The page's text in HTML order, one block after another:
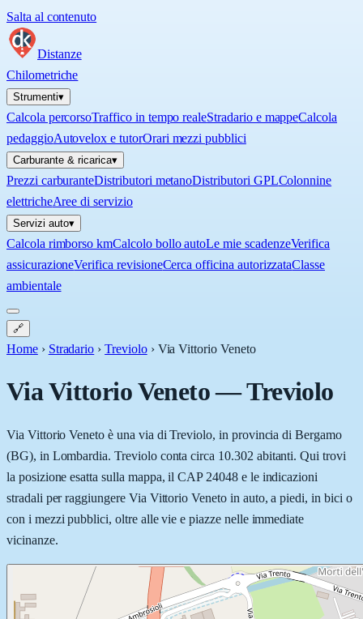
Salta al contenuto
Distanze
Chilometriche
Strumenti▾
Calcola percorsoTraffico in tempo realeStradario e mappeCalcola
pedaggioAutovelox e tutorOrari mezzi pubblici
Carburante & ricarica▾
Prezzi carburanteDistributori metanoDistributori GPLColonnine
elettricheAree di servizio
Servizi auto▾
Calcola rimborso kmCalcolo bollo autoLe mie scadenzeVerifica
assicurazioneVerifica revisioneCerca officina autorizzataClasse
ambientale
🔗
Home › Stradario › Treviolo › Via Vittorio Veneto
Via Vittorio Veneto—Treviolo
Via Vittorio Veneto è una via di Treviolo, in provincia di Bergamo
(BG), in Lombardia. Treviolo conta circa 10.302 abitanti. Qui trovi
la posizione esatta sulla mappa, il CAP 24048 e le indicazioni
stradali per raggiungere Via Vittorio Veneto in auto, a piedi, in bici o
con i mezzi pubblici, oltre alle vie e piazze nelle immediate
vicinanze.